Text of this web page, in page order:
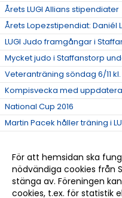
Årets LUGI Allians stipendiater
Årets Lopezstipendiat: Daniél
LUGI Judo framgångar i
Mycket judo i Staffanstorp
Veteranträning söndag 6/11 kl.
Kompisvecka med
National Cup 2016
Martin Pacek håller träning i
Soto makikomi
Judo VM
OS: Rio 2016
För att hemsidan ska
nödvändiga cookies från
stänga av. Föreningen
cookies, t.ex. för statistik